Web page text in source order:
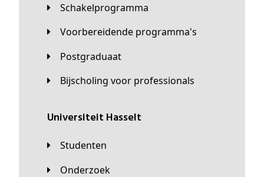
Schakelprogramma
Voorbereidende programma's
Postgraduaat
Bijscholing voor professionals
universiteit Hasselt
Studenten
Onderzoek